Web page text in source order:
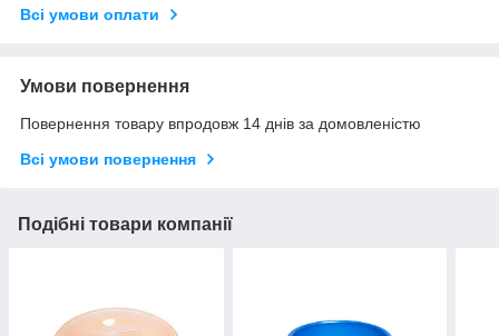
Всі умови оплати
Умови повернення
Повернення товару впродовж 14 днів за домовленістю
Всі умови повернення
Подібні товари компанії